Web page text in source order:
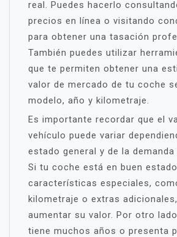
real. Puedes hacerlo
precios en línea o visitando
para obtener una tasación
También puedes utilizar
que te permiten obtener una
valor de mercado de tu coche
modelo, año y kilometraje.
Es importante recordar que el
vehículo puede variar
estado general y de la
Si tu coche está en buen
características especiales,
kilometraje o extras
aumentar su valor. Por otro
tiene muchos años o presenta